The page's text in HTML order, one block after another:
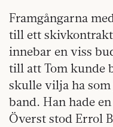
Framgångarna
till ett
innebar en viss
till att Tom kunde
skulle vilja ha
band. Han hade
Överst stod Errol